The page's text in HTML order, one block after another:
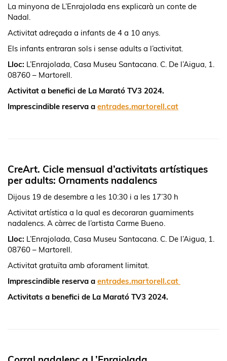
La minyona de L’Enrajolada ens explicarà un conte de
Nadal.
Activitat adreçada a infants de 4 a 10 anys.
Els infants entraran sols i sense adults a l’activitat.
Lloc: L’Enrajolada, Casa Museu Santacana. C. De l’Aigua, 1.
08760 – Martorell.
Activitat a benefici de La Marató TV3 2024.
Imprescindible reserva a entrades.martorell.cat
CreArt. Cicle mensual d’activitats artístiques
per adults: Ornaments nadalencs
Dijous 19 de desembre a les 10:30 i a les 17’30 h
Activitat artística a la qual es decoraran guarniments
nadalencs. A càrrec de l’artista Carme Bueno.
Lloc: L’Enrajolada, Casa Museu Santacana. C. De l’Aigua, 1.
08760 – Martorell.
Activitat gratuïta amb aforament limitat.
Imprescindible reserva a entrades.martorell.cat
Activitats a benefici de La Marató TV3 2024.